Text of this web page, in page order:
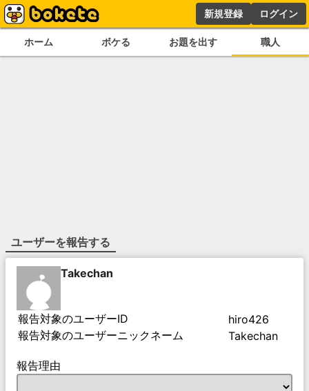
新規登録 ログイン
ホーム ボケる お題を出す 職人
ユーザーを報告する
Takechan
報告対象のユーザーID
hiro426
報告対象のユーザーニックネーム
Takechan
報告理由